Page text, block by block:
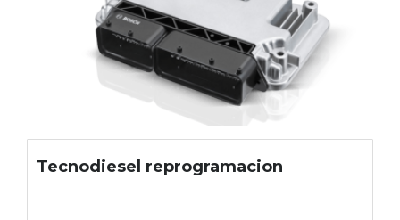
Tecnodiesel reprogramacion